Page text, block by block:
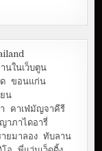
นในเว็บตูน
ขอนแก่น
น
คาเฟ่มัญจาคีรี
าภาไดอารี่
ยมาลอง ทับลาน